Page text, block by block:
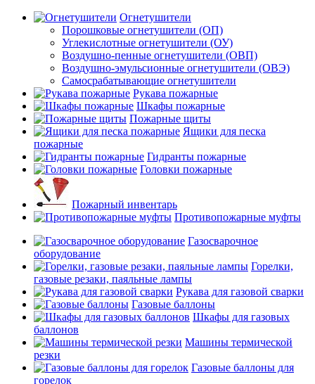
Огнетушители
Порошковые огнетушители (ОП)
Углекислотные огнетушители (ОУ)
Воздушно-пенные огнетушители (ОВП)
Воздушно-эмульсионные огнетушители (ОВЭ)
Самосрабатывающие огнетушители
Рукава пожарные
Шкафы пожарные
Пожарные щиты
Ящики для песка
пожарные
Гидранты пожарные
Головки пожарные
Пожарный инвентарь
Противопожарные муфты
Газосварочное
оборудование
Горелки,
газовые резаки, паяльные лампы
Рукава для газовой сварки
Газовые баллоны
Шкафы для газовых
баллонов
Машины термической
резки
Газовые баллоны для
горелок